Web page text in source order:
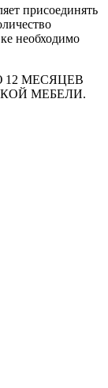
присоединять
необходимо
МЕСЯЦЕВ
МЕБЕЛИ.